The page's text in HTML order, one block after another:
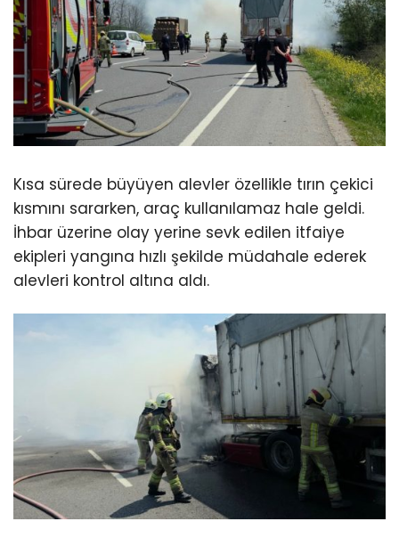
Kısa sürede büyüyen alevler özellikle tırın çekici
kısmını sararken, araç kullanılamaz hale geldi.
İhbar üzerine olay yerine sevk edilen itfaiye
ekipleri yangına hızlı şekilde müdahale ederek
alevleri kontrol altına aldı.